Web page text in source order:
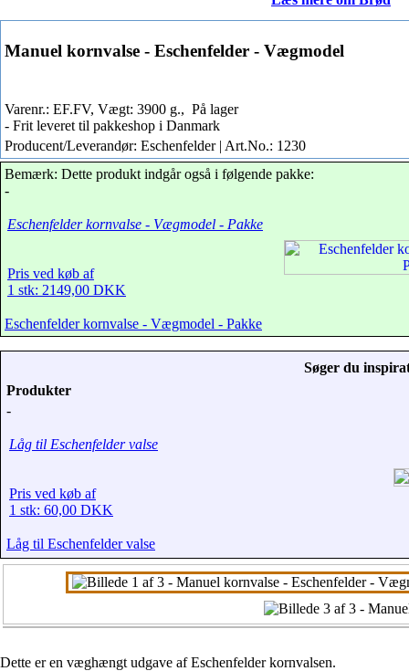
Manuel kornvalse - Eschenfelder - Vægmodel
Varenr.: EF.FV, Vægt: 3900 g., På lager
- Frit leveret til pakkeshop i Danmark
Producent/Leverandør: Eschenfelder | Art.No.: 1230
Bemærk: Dette produkt indgår også i følgende pakke:
-
Eschenfelder kornvalse - Vægmodel - Pakke
Pris ved køb af
1 stk: 2149,00 DKK
Eschenfelder kornvalse - Vægmodel - Pakke
Søger du
Produkter
-
Låg til Eschenfelder valse
Pris ved køb af
1 stk: 60,00 DKK
Låg til Eschenfelder valse
Dette er en væghængt udgave af Eschenfelder kornvalsen.